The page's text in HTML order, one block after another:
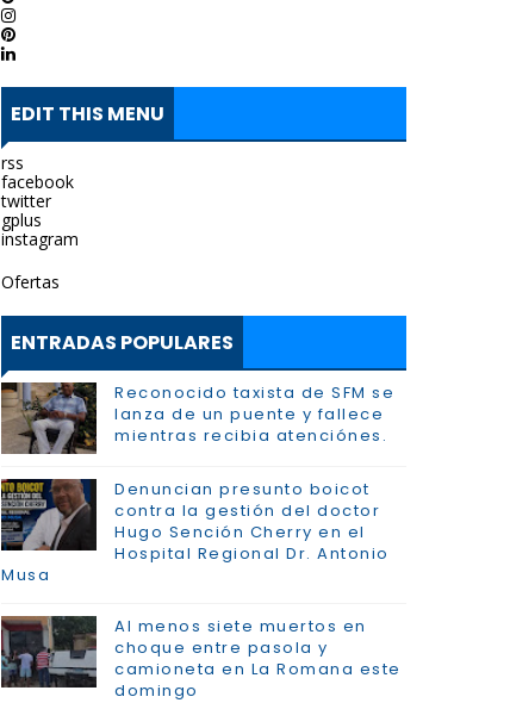
EDIT THIS MENU
rss
facebook
twitter
gplus
instagram
Ofertas
ENTRADAS POPULARES
Reconocido taxista de SFM se
lanza de un puente y fallece
mientras recibia atenciónes.
Denuncian presunto boicot
contra la gestión del doctor
Hugo Sención Cherry en el
Hospital Regional Dr. Antonio
Musa
Al menos siete muertos en
choque entre pasola y
camioneta en La Romana este
domingo